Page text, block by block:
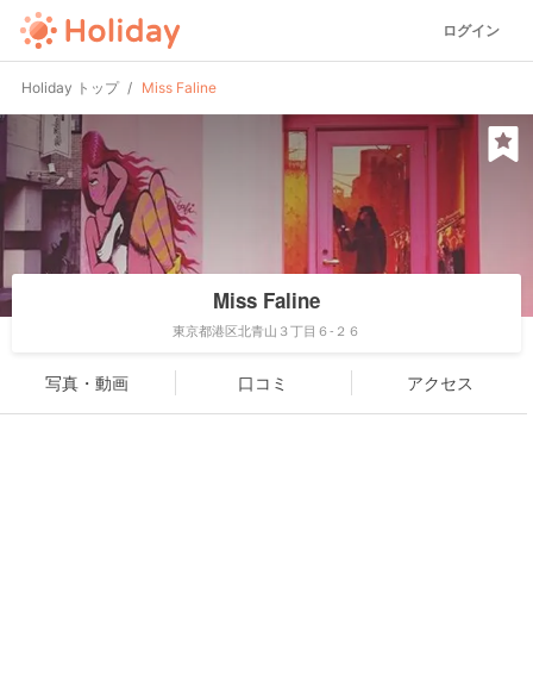
ログイン
Holiday トップ Miss Faline
Miss Faline
東京都港区北青山３丁目６-２６
写真・動画 口コミ アクセス